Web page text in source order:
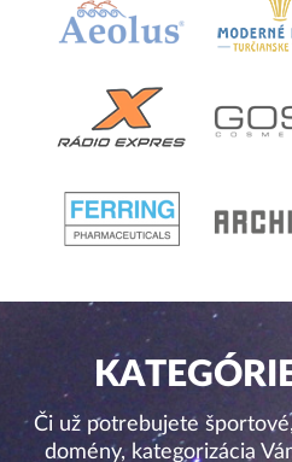
Či už potrebujete
domény, kategorizácia